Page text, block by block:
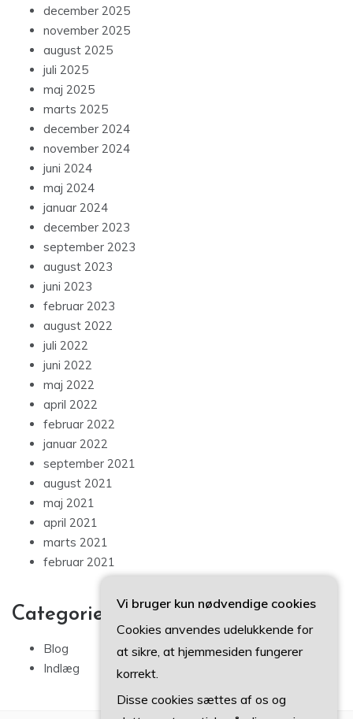
december 2025
november 2025
august 2025
juli 2025
maj 2025
marts 2025
december 2024
november 2024
juni 2024
maj 2024
januar 2024
december 2023
september 2023
august 2023
juni 2023
februar 2023
august 2022
juli 2022
juni 2022
maj 2022
april 2022
februar 2022
januar 2022
september 2021
august 2021
maj 2021
april 2021
marts 2021
februar 2021
Categories
Blog
Indlæg
Vi bruger kun nødvendige cookies
Cookies anvendes udelukkende for
at sikre, at hjemmesiden fungerer
korrekt.
Disse cookies sættes af os og